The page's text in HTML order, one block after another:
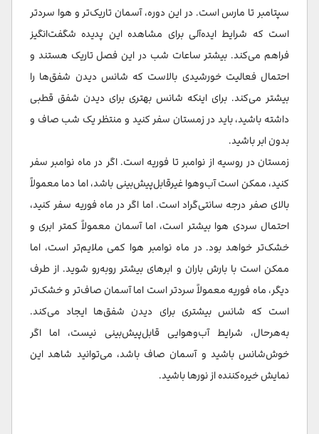
سپتامبر تا مارس است. در این دوره، آسمان تاریک‌تر و هوا سردتر
است که شرایط ایده‌آلی برای مشاهده این پدیده شگفت‌انگیز
فراهم می‌کند. بیشتر ساعات شب در این فصل تاریک هستند و
احتمال فعالیت خورشیدی بالاست که شانس دیدن شفق‌ها را
بیشتر می‌کند. برای اینکه شانس بهتری برای دیدن شفق قطبی
داشته باشید، باید در زمستان سفر کنید و منتظر یک شب صاف و
بدون ابر باشید.
زمستان در روسیه از نوامبر تا فوریه است. اگر در ماه نوامبر سفر
کنید، ممکن است آب‌وهوا غیرقابل‌پیش‌بینی باشد، اما دما معمولاً
بالای صفر درجه سانتی‌گراد است. اما اگر در ماه فوریه سفر کنید،
احتمال سردی هوا بیشتر است، اما آسمان معمولاً کمتر ابری و
خشک‌تر خواهد بود. در ماه نوامبر هوا کمی ملایم‌تر است، اما
ممکن است با بارش باران و ابرهای بیشتر روبه‌رو شوید. از طرف
دیگر، ماه فوریه معمولاً سردتر است اما آسمان صاف‌تر و خشک‌تر
است که شانس بیشتری برای دیدن شفق‌ها ایجاد می‌کند.
به‌هرحال، شرایط آب‌وهوایی قابل‌پیش‌بینی نیست، اما اگر
خوش‌شانس باشید و آسمان صاف باشد، می‌توانید شاهد این
نمایش خیره‌کننده از نورها باشید.